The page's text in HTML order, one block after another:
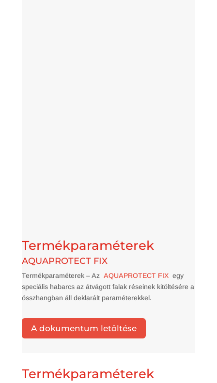
Termékparaméterek
AQUAPROTECT FIX
Termékparaméterek – Az AQUAPROTECT FIXegy
speciális habarcs az átvágott falak réseinek kitöltésére a
összhangban áll deklarált paraméterekkel.
A dokumentum letöltése
Termékparaméterek